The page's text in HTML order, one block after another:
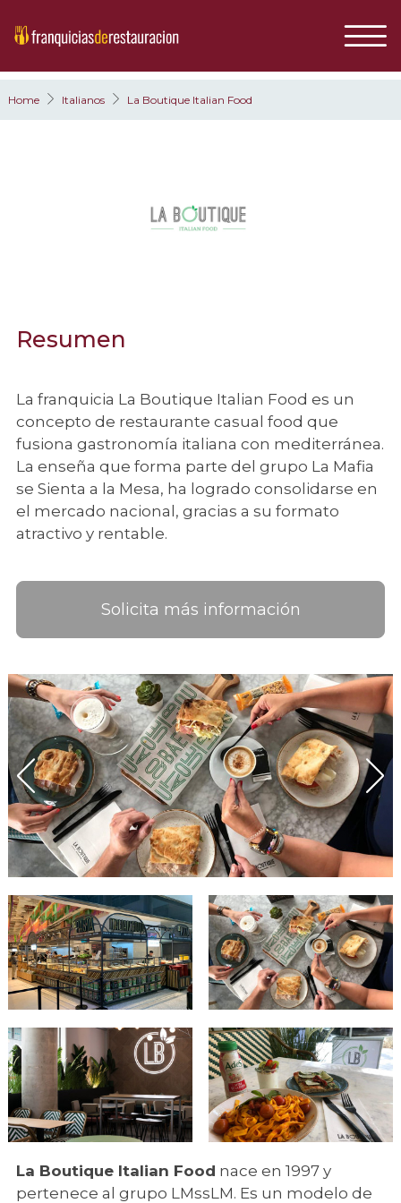
Home Italianos La Boutique Italian Food
Resumen
La franquicia La Boutique Italian Food es un
concepto de restaurante casual food que
fusiona gastronomía italiana con mediterránea.
La enseña que forma parte del grupo La Mafia
se Sienta a la Mesa, ha logrado consolidarse en
el mercado nacional, gracias a su formato
atractivo y rentable.
Solicita más información
La Boutique Italian Food nace en 1997 y
pertenece al grupo LMssLM. Es un modelo de